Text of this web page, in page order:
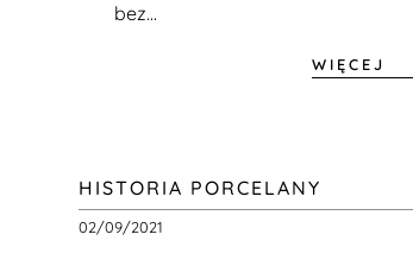
bez...
WIĘCEJ
HISTORIA PORCELANY
02/09/2021